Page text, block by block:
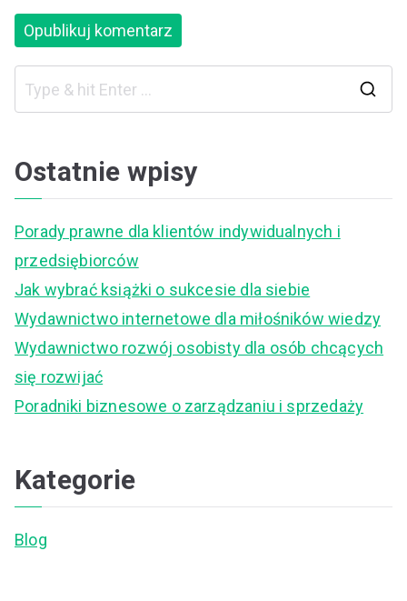
Ostatnie wpisy
Porady prawne dla klientów indywidualnych i
przedsiębiorców
Jak wybrać książki o sukcesie dla siebie
Wydawnictwo internetowe dla miłośników wiedzy
Wydawnictwo rozwój osobisty dla osób chcących
się rozwijać
Poradniki biznesowe o zarządzaniu i sprzedaży
Kategorie
Blog